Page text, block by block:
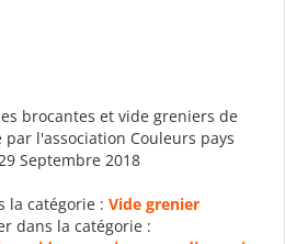
brocantes et vide greniers de
l'association Couleurs pays
Septembre 2018
la catégorie : Vide grenier
dans la catégorie :